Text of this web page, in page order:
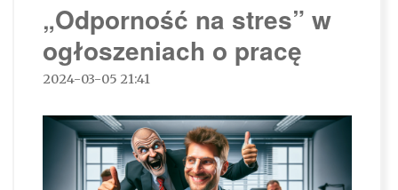
„Odporność na stres” w
ogłoszeniach o pracę
2024-03-05 21:41